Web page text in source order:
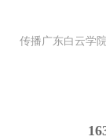
传播广东白云学